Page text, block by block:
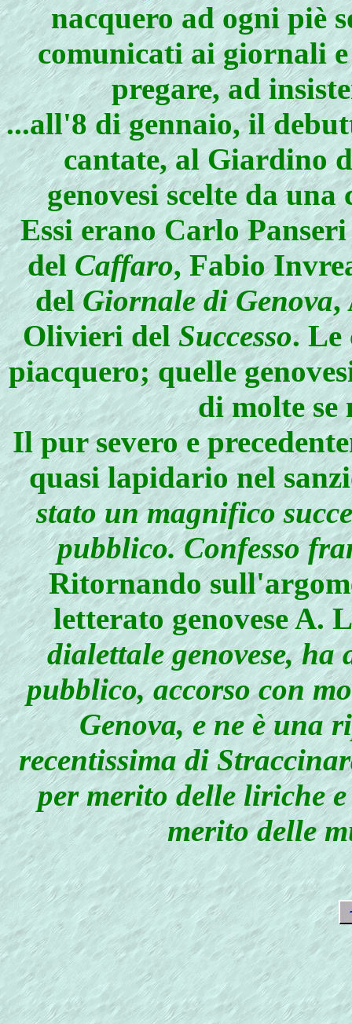
nacquero ad ogni piè
comunicati ai giornali
pregare, ad
...all'8 di gennaio, il
cantate, al Giardino
genovesi scelte da
Essi erano Carlo
delCaffaro, Fabio
delGiornale di Genova,
Olivieri delSuccesso. Le
piacquero; quelle
di molte
Il pur severo e
quasi lapidario nel
stato un magnifico
pubblico. Confesso
Ritornando
letterato genovese A.
dialettale genovese,
pubblico, accorso con
Genova, e ne è una
recentissima di
per merito delle liriche
merito delle